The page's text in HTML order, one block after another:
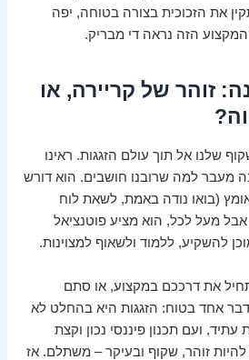
את הזכוכית בצורה בטוחה, יפה
המקצוע הזה נראה די מבריק.
זוהר של קריירה, או
שלנו אל תוך עולם הזגגות. ראינו
מעבר למה שרובנו חושבים. הוא דורש
ואומץ (בואו נודה באמת, לשאת לוח
אבל מעל לכל, הוא מציע פוטנציאל
להשקיע, ללמוד ולשאוף למצוינות.
את דרככם במקצוע, או סתם
אחד בטוח: הזגגות היא בהחלט לא
עתיד, ועם תכנון פיננסי נכון וקצת
להיות זוהר, שקוף ובעיקר – משתלם. אז